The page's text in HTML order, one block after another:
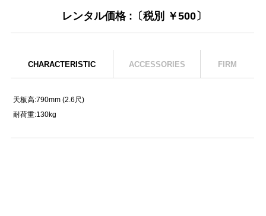
レンタル価格 :〔税別 ￥500〕
CHARACTERISTIC ACCESSORIES FIRM
天板高:790mm (2.6尺)
耐荷重:130kg